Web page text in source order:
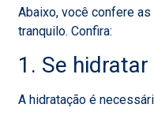
Abaixo, você confere as
tranquilo. Confira:
1. Se hidratar
A hidratação é